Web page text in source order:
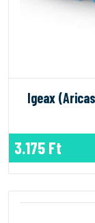
Igeax
3.175 Ft